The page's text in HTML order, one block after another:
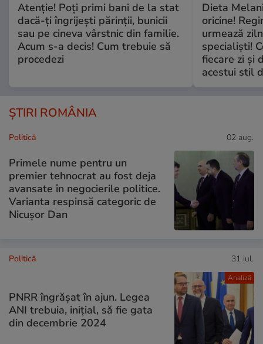
Atenție! Poți primi bani de la stat
dacă-ți îngrijești părinții, bunicii
sau pe cineva vârstnic din familie.
Acum s-a decis! Cum trebuie să
procedezi
Dieta
oricine!
urmează
specialiști!
fiecare zi și
acestui stil
ȘTIRI ROMÂNIA
Politică 02 aug.
Primele nume pentru un
premier tehnocrat au fost deja
avansate în negocierile politice.
Varianta respinsă categoric de
Nicușor Dan
Analiză
Politică 31 iul.
PNRR îngrășat în ajun. Legea
ANI trebuia, inițial, să fie gata
din decembrie 2024